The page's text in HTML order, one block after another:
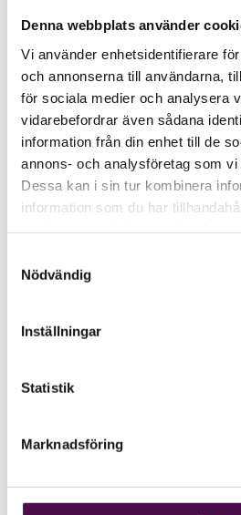
Denna webbplats använder
Vi använder enhetsidentifierare
och annonserna till användarna,
för sociala medier och analysera
vidarebefordrar även sådana
information från din enhet till de
annons- och analysföretag som vi
Dessa kan i sin tur kombinera
information som du har
Nödvändig
Inställningar
Statistik
Marknadsföring